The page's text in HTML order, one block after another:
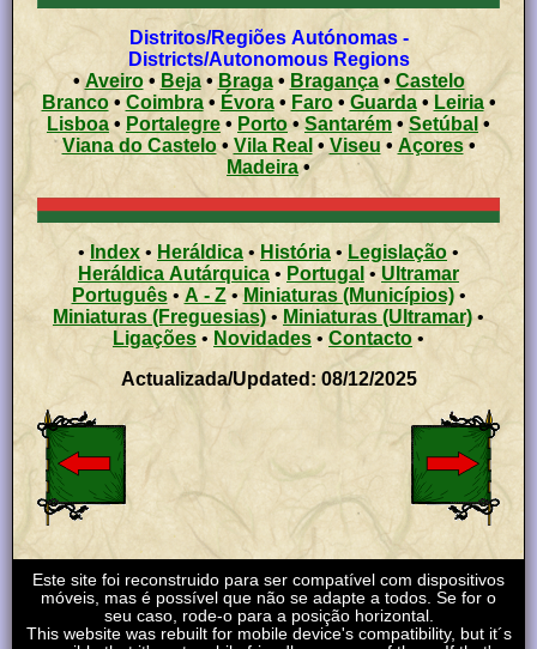
Distritos/Regiões Autónomas -
Districts/Autonomous Regions
•Aveiro• Beja• Braga• Bragança• Castelo
Branco• Coimbra• Évora• Faro• Guarda• Leiria•
Lisboa • Portalegre • Porto •Santarém • Setúbal •
Viana do Castelo•Vila Real • Viseu • Açores •
Madeira •
• Index • Heráldica • História • Legislação •
Heráldica Autárquica • Portugal •Ultramar
Português• A - Z•Miniaturas (Municípios)•
Miniaturas (Freguesias) • Miniaturas (Ultramar)•
Ligações • Novidades • Contacto •
Actualizada/Updated: 08/12/2025
Este site foi reconstruido para ser compatível com dispositivos
móveis, mas é possível que não se adapte a todos. Se for o
seu caso, rode-o para a posição horizontal.
This website was rebuilt for mobile device's compatibility, but it´s